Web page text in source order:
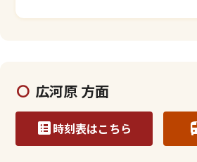
広河原 方面
時刻表はこちら